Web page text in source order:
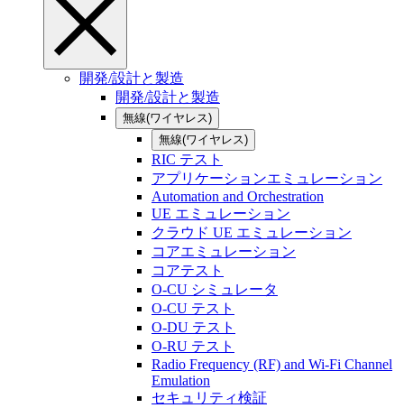
開発/設計と製造
開発/設計と製造
無線(ワイヤレス)
無線(ワイヤレス)
RIC テスト
アプリケーションエミュレーション
Automation and Orchestration
UE エミュレーション
クラウド UE エミュレーション
コアエミュレーション
コアテスト
O-CU シミュレータ
O-CU テスト
O-DU テスト
O-RU テスト
Radio Frequency (RF) and Wi-Fi Channel
Emulation
セキュリティ検証